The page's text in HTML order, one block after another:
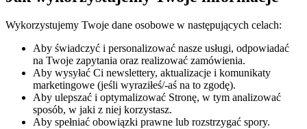
Wykorzystujemy Twoje dane osobowe w następujących celach:
Aby świadczyć i personalizować nasze usługi, odpowiadać
na Twoje zapytania oraz realizować zamówienia.
Aby wysyłać Ci newslettery, aktualizacje i komunikaty
marketingowe (jeśli wyraziłeś/-aś na to zgodę).
Aby ulepszać i optymalizować Stronę, w tym analizować
sposób, w jaki z niej korzystasz.
Aby spełniać obowiązki prawne lub rozstrzygać spory.